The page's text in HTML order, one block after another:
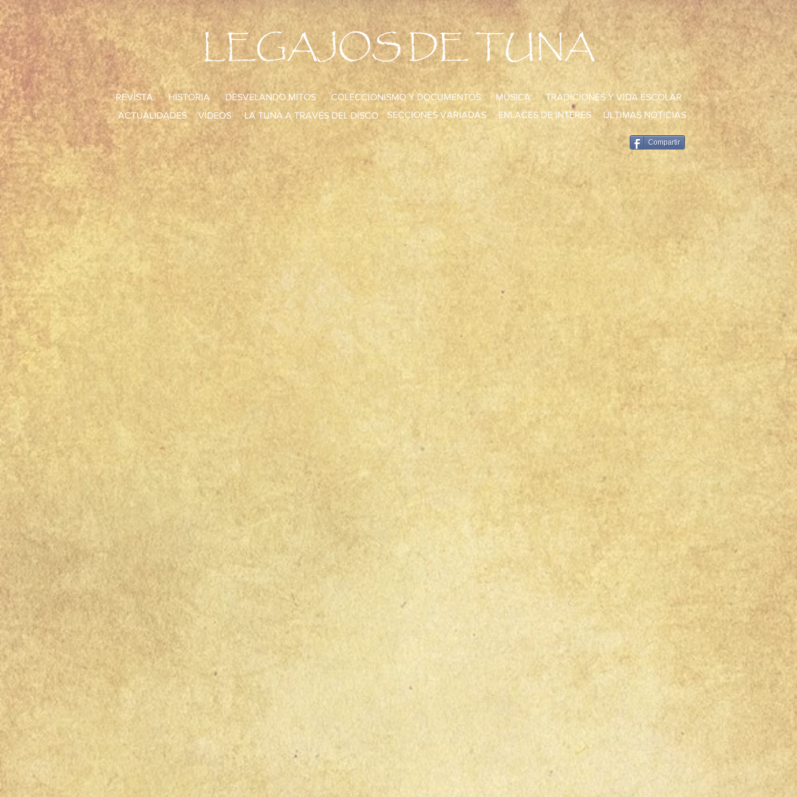
LEGAJOS DE TUNA
REVISTA HISTORIA DESVELANDO MITOS COLECCIONISMO Y DOCUMENTOS MÚSICA
TRADICIONES Y VIDA ESCOLAR
ACTUALIDADES
LA TUNA A TRAVÉS DEL DISCO SECCIONES VARIADAS ENLACES DE INTERÉS ÚLTIMAS NOTICIAS
VÍDEOS
Compartir